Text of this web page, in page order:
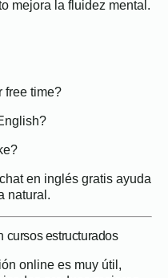
mejora la fluidez mental.
free time?
en inglés gratis ayuda
natural.
cursos estructurados
online es muy útil,